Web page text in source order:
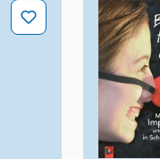
Bühne